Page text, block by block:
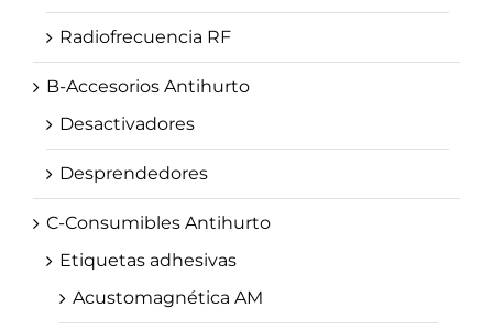
Radiofrecuencia RF
B-Accesorios Antihurto
Desactivadores
Desprendedores
C-Consumibles Antihurto
Etiquetas adhesivas
Acustomagnética AM